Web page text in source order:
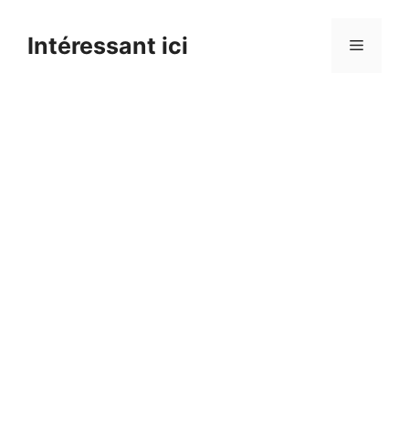
contentIntéressant ici Menu